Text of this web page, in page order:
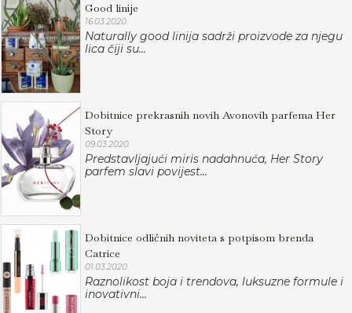
Good linije
16.03.2020.
Naturally good linija sadrži proizvode za njegu
lica čiji su...
Dobitnice prekrasnih novih Avonovih parfema Her
Story
09.03.2020.
Predstavljajući miris nadahnuća, Her Story
parfem slavi povijest...
Dobitnice odličnih noviteta s potpisom brenda
Catrice
01.03.2020.
Raznolikost boja i trendova, luksuzne formule i
inovativni...